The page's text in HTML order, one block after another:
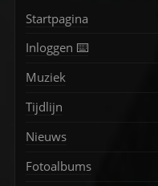
Startpagina
Inloggen ⌨️
Muziek
Tijdlijn
Nieuws
Fotoalbums